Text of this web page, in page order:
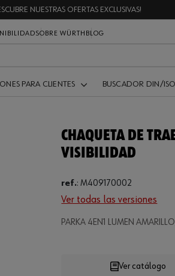
NUESTRAS OFERTAS EXCLUSIVAS!
SOBRE WÜRTH BLOG
PARA CLIENTES BUSCADOR DIN/ISO
CHAQUETA DE
VISIBILIDAD
ref.:M409170002
Ver todas las versiones
PARKA 4EN1 LUMEN
Loading...
Ver catálogo